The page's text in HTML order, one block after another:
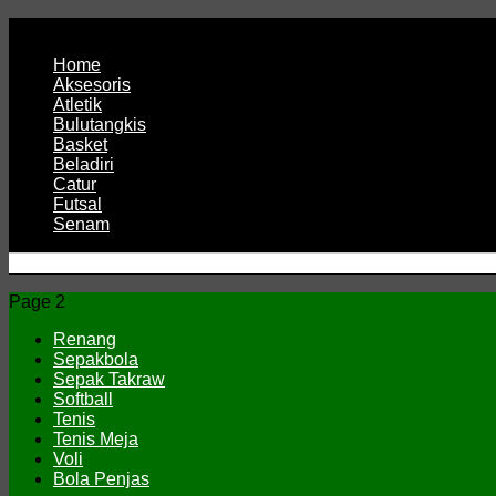
Home
Aksesoris
Atletik
Bulutangkis
Basket
Beladiri
Catur
Futsal
Senam
CV JAYA BERSAMA Co Id
Menyediakan Semua Perlengkapan Olahraga Yang
Page 2
Renang
Sepakbola
Sepak Takraw
Softball
Tenis
Tenis Meja
Voli
Bola Penjas